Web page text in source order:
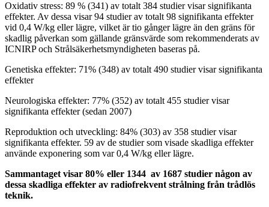
Oxidativ stress: 89 % (341) av totalt 384 studier visar signifikanta
effekter. Av dessa visar 94 studier av totalt 98 signifikanta effekter
vid 0,4 W/kg eller lägre, vilket är tio gånger lägre än den gräns för
skadlig påverkan som gällande gränsvärde som rekommenderats av
ICNIRP och Strålsäkerhetsmyndigheten baseras på.
Genetiska effekter: 71% (348) av totalt 490 studier visar signifikanta
effekter
Neurologiska effekter: 77% (352) av totalt 455 studier visar
signifikanta effekter (sedan 2007)
Reproduktion och utveckling: 84% (303) av 358 studier visar
signifikanta effekter. 59 av de studier som visade skadliga effekter
använde exponering som var 0,4 W/kg eller lägre.
Sammantaget visar 80% eller 1344 av 1687 studier någon av
dessa skadliga effekter av radiofrekvent strålning från trådlös
teknik.